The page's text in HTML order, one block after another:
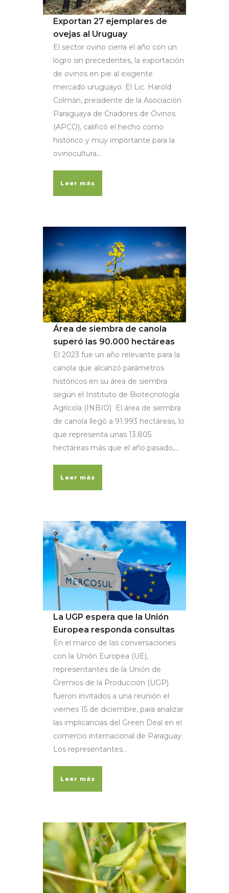
Exportan 27 ejemplares de
ovejas al Uruguay
El sector ovino cierra el año con un
logro sin precedentes, la exportación
de ovinos en pie al exigente
mercado uruguayo. El Lic. Harold
Colmán, presidente de la Asociación
Paraguaya de Criadores de Ovinos
(APCO), calificó el hecho como
histórico y muy importante para la
ovinocultura...
Leer más
Área de siembra de canola
superó las 90.000 hectáreas
El 2023 fue un año relevante para la
canola que alcanzó parámetros
históricos en su área de siembra
según el Instituto de Biotecnología
Agrícola (INBIO) El área de siembra
de canola llegó a 91.993 hectáreas, lo
que representa unas 13.805
hectáreas más que el año pasado,...
Leer más
La UGP espera que la Unión
Europea responda consultas
En el marco de las conversaciones
con la Unión Europea (UE),
representantes de la Unión de
Gremios de la Producción (UGP)
fueron invitados a una reunión el
viernes 15 de diciembre, para analizar
las implicancias del Green Deal en el
comercio internacional de Paraguay.
Los representantes...
Leer más